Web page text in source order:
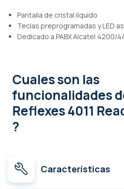
Pantalla de cristal líquido
Teclas preprogramadas y LED
Dedicado a PABX Alcatel 4200/
Cuales son las
funcionalidades
Reflexes 4011
?
Características